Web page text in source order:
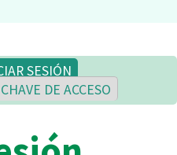
SESIÓN
DE ACCESO